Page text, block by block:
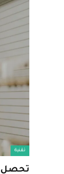
تقنية